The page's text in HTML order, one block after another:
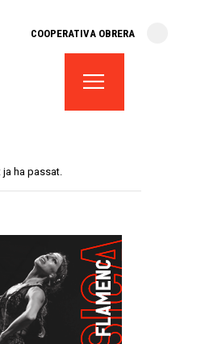
COOPERATIVA OBRERA
te soci
d’espais
ha passat.